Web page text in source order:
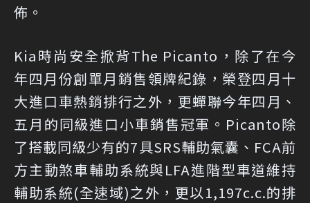
佈。
Kia時尚安全掀背The Picanto，除了在今
年四月份創單月銷售領牌紀錄，榮登四月十
大進口車熱銷排行之外，更蟬聯今年四月、
五月的同級進口小車銷售冠軍。Picanto除
了搭載同級少有的7具SRS輔助氣囊、FCA前
方主動煞車輔助系統與LFA進階型車道維持
輔助系統(全速域)之外，更以1,197c.c.的排